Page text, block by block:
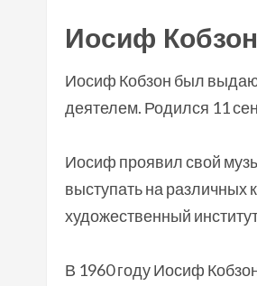
Иосиф Кобзон
Иосиф Кобзон был
деятелем. Родился 11
Иосиф проявил свой
выступать на различных
художественный
В 1960 году Иосиф